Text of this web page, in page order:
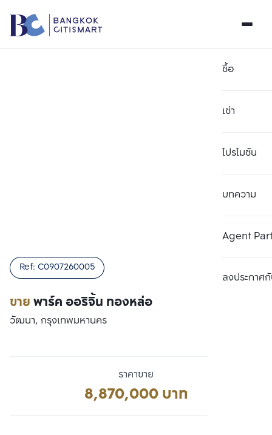
ซื้อ
เช่า
โปรโมชัน
บทความ
Agent
ลงประกาศกั
ขายพาร์ค ออริจิ้น ทองหล่อ
Ref: C0907260005
วัฒนา, กรุงเทพมหานคร
ราคาขาย
8,870,000 บาท
เปรียบเทียบ